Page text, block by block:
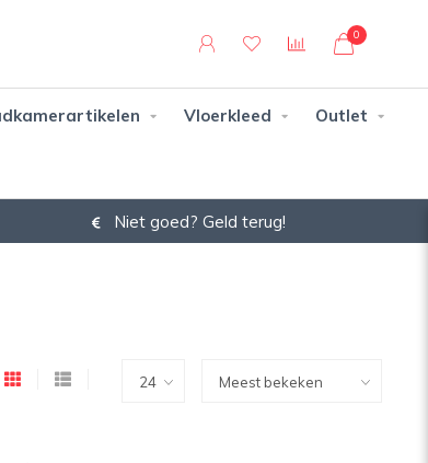
0
Vloerkleed Outlet
Niet goed? Geld terug!